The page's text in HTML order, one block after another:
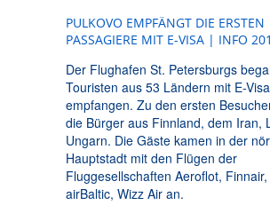
PULKOVO EMPFÄNGT DIE ERSTEN
PASSAGIERE MIT E-VISA | INFO
Der Flughafen St. Petersburgs
Touristen aus 53 Ländern mit E-
empfangen. Zu den ersten
die Bürger aus Finnland, dem Iran,
Ungarn. Die Gäste kamen in der
Hauptstadt mit den Flügen der
Fluggesellschaften Aeroflot,
airBaltic, Wizz Air an.